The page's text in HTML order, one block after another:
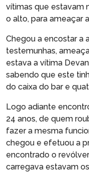
vítimas que estavam
o alto, para ameaçar
Chegou a encostar a
testemunhas,
estava a vítima
sabendo que este
do caixa do bar e
Logo adiante
24 anos, de quem
fazer a mesma
chegou e efetuou a
encontrado o
carregava estavam